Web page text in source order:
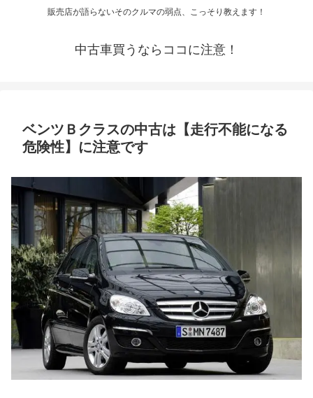
販売店が語らないそのクルマの弱点、こっそり教えます！
中古車買うならココに注意！
ベンツＢクラスの中古は【走行不能になる
危険性】に注意です